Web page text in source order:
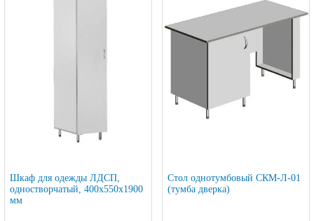
Шкаф для одежды ЛДСП,
одностворчатый, 400х550х1900
мм
Стол однотумбовый СКМ-Л-01
(тумба дверка)